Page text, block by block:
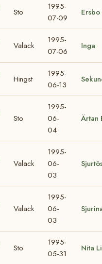
Sto
1995-
07-09
Ersbo
Valack
1995-
07-06
Inga
Hingst
1995-
06-13
Sto
1995-
06-
04
Ärtan
Valack
1995-
06-
03
Valack
1995-
06-
03
Sto
1995-
05-31
Nita